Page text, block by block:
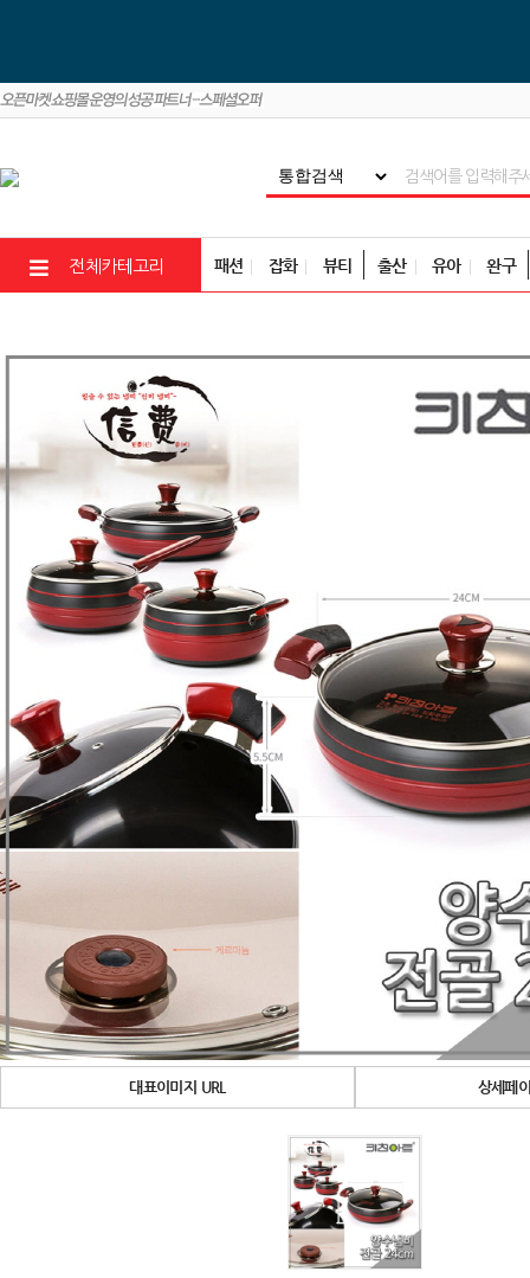
전체카테고리 패션 잡화 뷰티 출산 유아 완구
대표이미지 URL 상세페